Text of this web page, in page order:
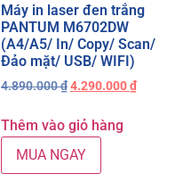
Máy in laser đen trắng
PANTUM M6702DW
(A4/A5/ In/ Copy/ Scan/
Đảo mặt/ USB/ WIFI)
4.890.000₫4.290.000₫
Thêm vào giỏ hàng
MUA NGAY